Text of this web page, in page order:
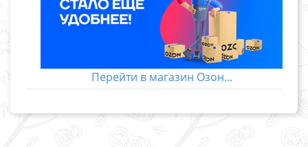
Перейти в магазин Озон...